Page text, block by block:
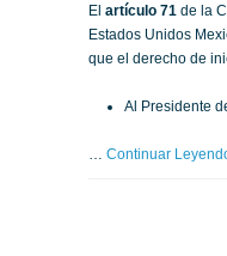
El artículo 71 de la
Estados Unidos
que el derecho de
Al Presidente
Continuar